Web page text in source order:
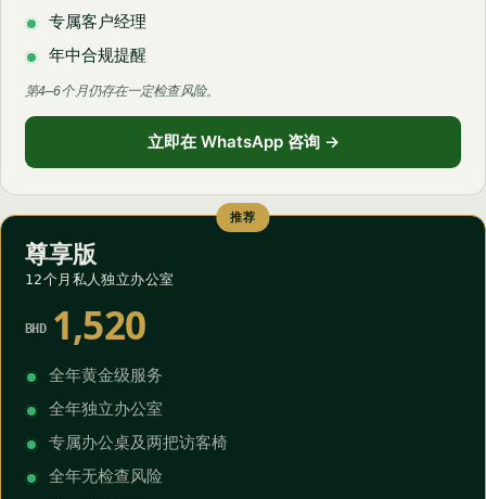
专属客户经理
年中合规提醒
第4–6个月仍存在一定检查风险。
立即在 WhatsApp 咨询 →
推荐
尊享版
12个月私人独立办公室
BHD 1,520
全年黄金级服务
全年独立办公室
专属办公桌及两把访客椅
全年无检查风险